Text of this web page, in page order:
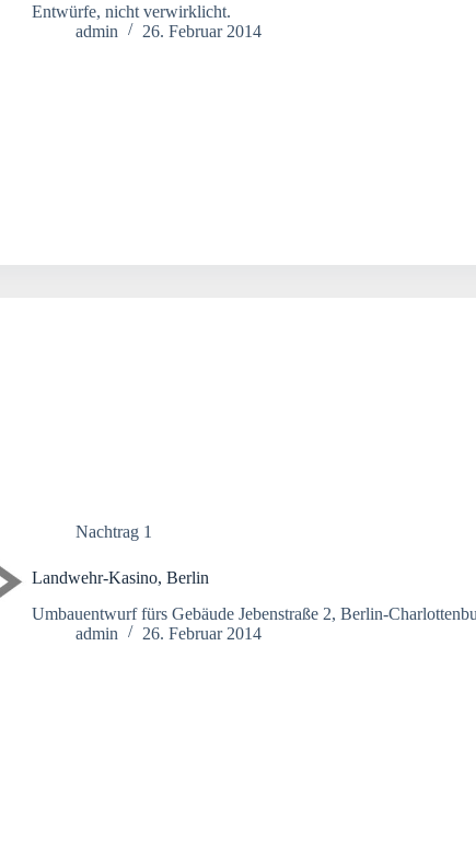
Entwürfe, nicht verwirklicht.
admin
26. Februar 2014
Nachtrag 1
Landwehr-Kasino, Berlin
Umbauentwurf fürs Gebäude Jebenstraße 2, Berlin-
admin
26. Februar 2014